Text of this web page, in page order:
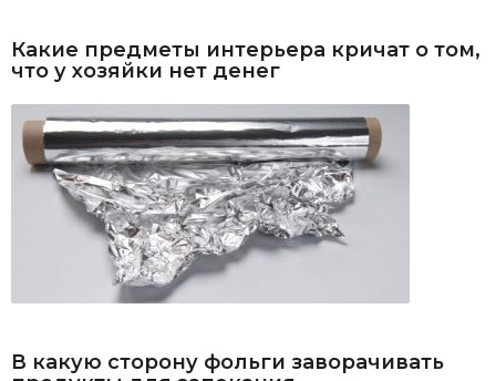
Какие предметы интерьера кричат о том,
что у хозяйки нет денег
В какую сторону фольги заворачивать